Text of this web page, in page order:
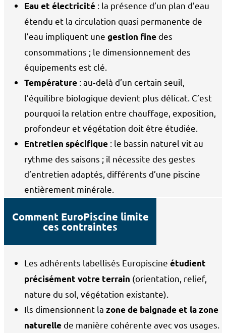
Eau et électricité : la présence d’un plan d’eau
étendu et la circulation quasi permanente de
l’eau impliquent une gestion finedes
consommations ; le dimensionnement des
équipements est clé.
Température : au‑delà d’un certain seuil,
l’équilibre biologique devient plus délicat. C’est
pourquoi la relation entre chauffage, exposition,
profondeur et végétation doit être étudiée.
Entretien spécifique : le bassin naturel vit au
rythme des saisons ; il nécessite des gestes
d’entretien adaptés, différents d’une piscine
entièrement minérale.
Comment EuroPiscine limite
ces contraintes
Les adhérents labellisés Europiscine étudient
précisément votre terrain (orientation, relief,
nature du sol, végétation existante).
Ils dimensionnent la zone de baignade et la zone
naturellede manière cohérente avec vos usages.